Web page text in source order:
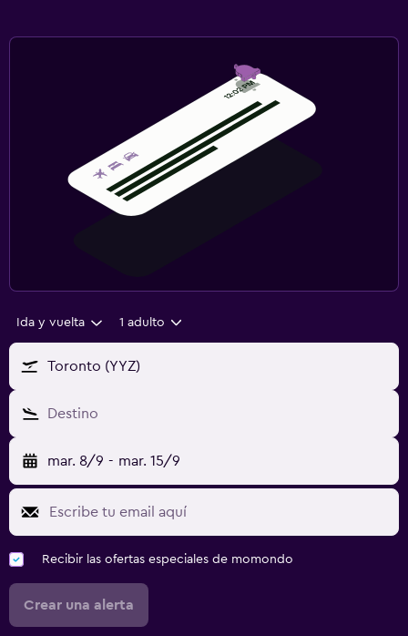
Ida y vuelta 1 adulto
Toronto (YYZ)
Destino
mar. 8/9 - mar. 15/9
Recibir las ofertas especiales de momondo
Crear una alerta